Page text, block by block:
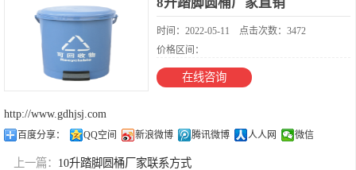
时间：2022-05-11
点击次数：3472
价格区间：
在线咨询
http://www.gdhjsj.com
百度分享： QQ空间 新浪微博 腾讯微博 人人网 微信
上一篇： 10升踏脚圆桶厂家联系方式
配件